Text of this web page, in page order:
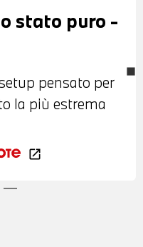
stato puro -
pensato per
la più estrema
open_in_new